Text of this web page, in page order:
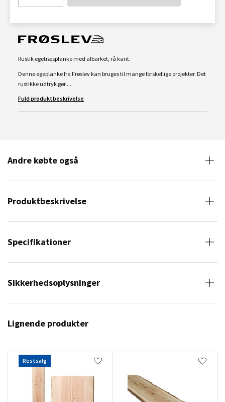
Rustik egetræsplanke med afbarket, rå kant.
Denne egeplanke fra Frøslev kan bruges til mange forskellige projekter. Det
rustikke udtryk gør ...
Fuld produktbeskrivelse
Andre købte også
Produktbeskrivelse
Specifikationer
Sikkerhedsoplysninger
Lignende produkter
Restsalg